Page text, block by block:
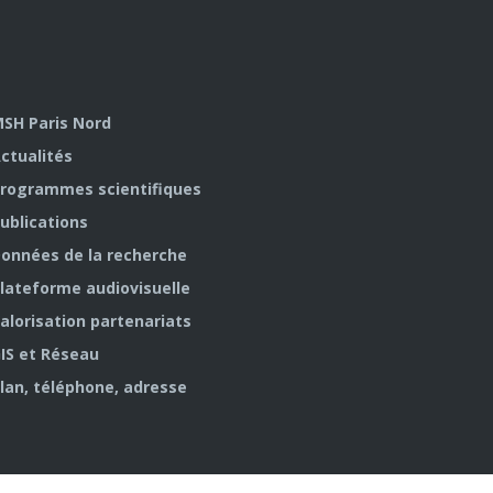
Paris Nord
scientifiques
de la recherche
audiovisuelle
partenariats
et Réseau
téléphone, adresse